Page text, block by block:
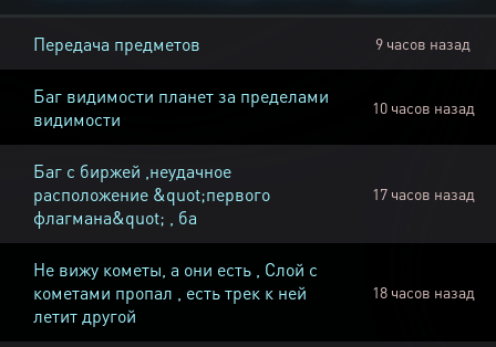
Передача предметов 9 часов назад
Баг видимости планет за пределами
видимости
10 часов назад
Баг с биржей ,неудачное
расположение &quot;первого
флагмана&quot; , ба
17 часов назад
Не вижу кометы, а они есть , Слой с
кометами пропал , есть трек к ней
летит другой
18 часов назад